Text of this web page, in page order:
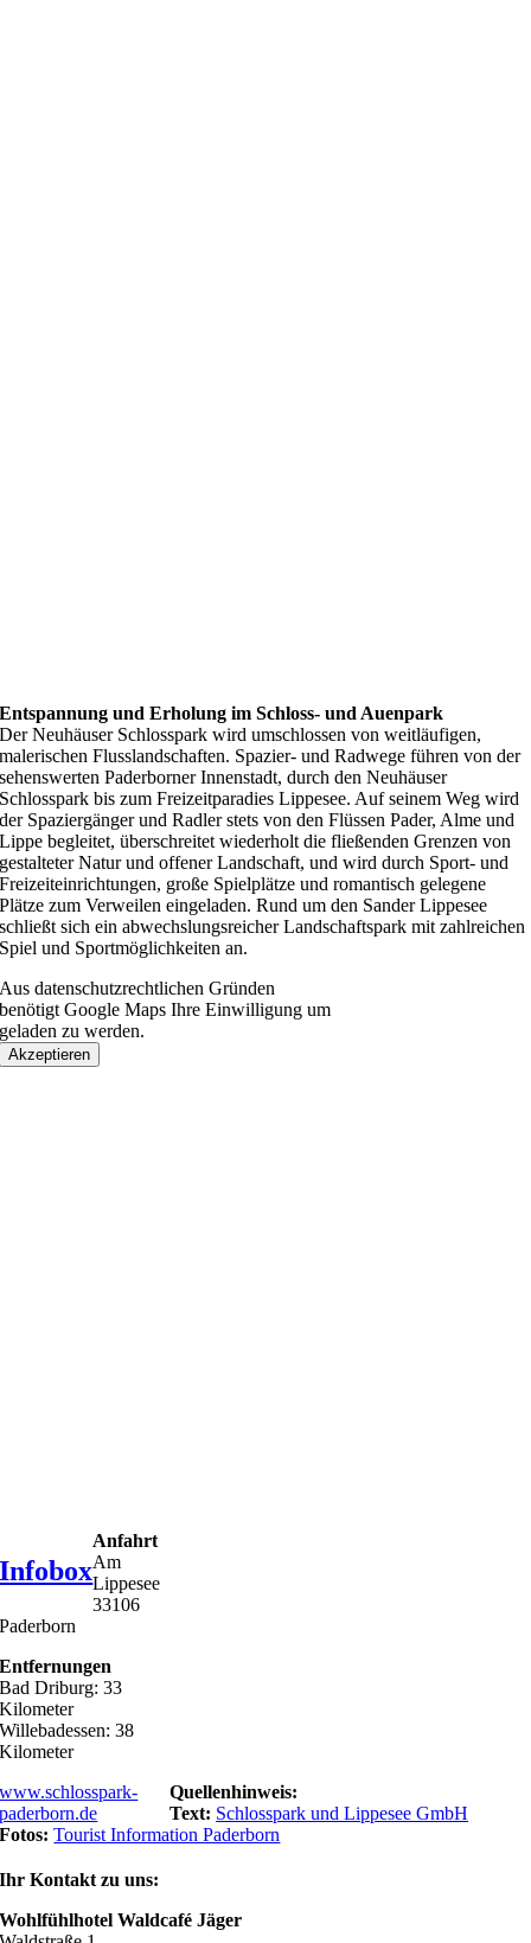
Entspannung und Erholung im Schloss- und Auenpark
Der Neuhäuser Schlosspark wird umschlossen von weitläufigen,
malerischen Flusslandschaften. Spazier- und Radwege führen von der
sehenswerten Paderborner Innenstadt, durch den Neuhäuser
Schlosspark bis zum Freizeitparadies Lippesee. Auf seinem Weg wird
der Spaziergänger und Radler stets von den Flüssen Pader, Alme und
Lippe begleitet, überschreitet wiederholt die fließenden Grenzen von
gestalteter Natur und offener Landschaft, und wird durch Sport- und
Freizeiteinrichtungen, große Spielplätze und romantisch gelegene
Plätze zum Verweilen eingeladen. Rund um den Sander Lippesee
schließt sich ein abwechslungsreicher Landschaftspark mit zahlreichen
Spiel und Sportmöglichkeiten an.
Aus datenschutzrechtlichen Gründen
benötigt Google Maps Ihre Einwilligung um
geladen zu werden.
Akzeptieren
Infobox
Anfahrt
Am
Lippesee
33106
Paderborn
Entfernungen
Bad Driburg: 33
Kilometer
Willebadessen: 38
Kilometer
www.schlosspark-
paderborn.de
Quellenhinweis:
Text: Schlosspark und Lippesee GmbH
Fotos:Tourist Information Paderborn
Ihr Kontakt zu uns:
Wohlfühlhotel Waldcafé Jäger